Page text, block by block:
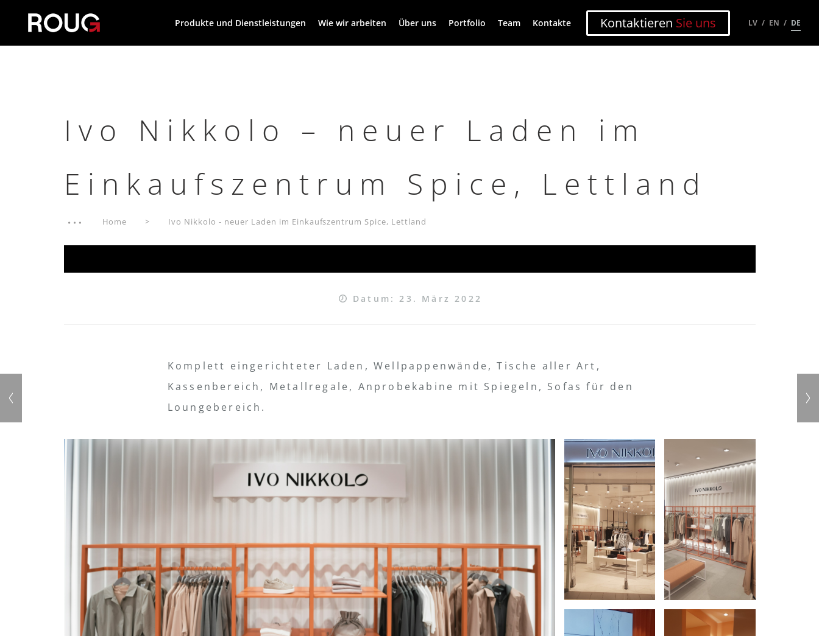
Produkte und Dienstleistungen Wie wir arbeiten Über uns Portfolio Team Kontakte Kontaktieren Sie uns LV EN DE
Ivo Nikkolo – neuer Laden im
Einkaufszentrum Spice, Lettland
Home Ivo Nikkolo - neuer Laden im Einkaufszentrum Spice, Lettland
Datum: 23. März 2022
Komplett eingerichteter Laden, Wellpappenwände, Tische aller Art,
Kassenbereich, Metallregale, Anprobekabine mit Spiegeln, Sofas für den
Loungebereich.